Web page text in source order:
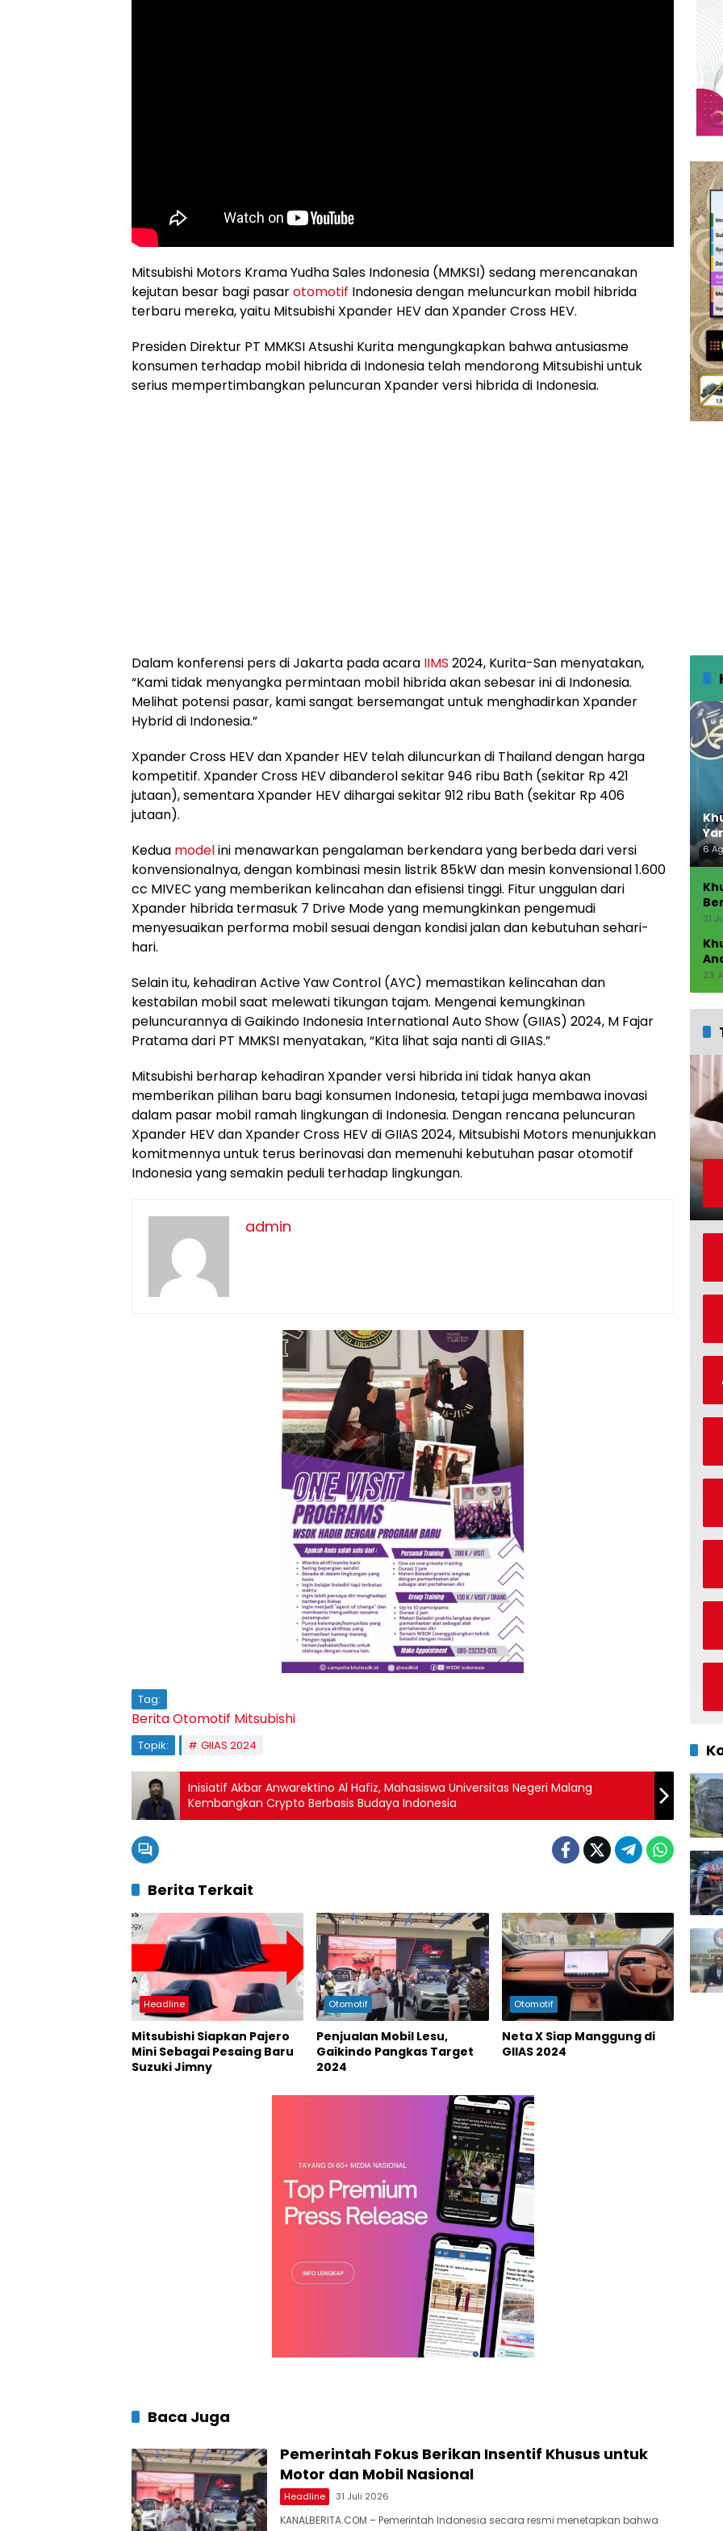
Mitsubishi Motors Krama Yudha Sales Indonesia (MMKSI) sedang merencanakan
kejutan besar bagi pasarotomotif Indonesia dengan meluncurkan mobil hibrida
terbaru mereka, yaitu Mitsubishi Xpander HEV dan Xpander Cross HEV.
Presiden Direktur PT MMKSI Atsushi Kurita mengungkapkan bahwa antusiasme
konsumen terhadap mobil hibrida di Indonesia telah mendorong Mitsubishi untuk
serius mempertimbangkan peluncuran Xpander versi hibrida di Indonesia.
Dalam konferensi pers di Jakarta pada acara IIMS 2024, Kurita-San menyatakan,
“Kami tidak menyangka permintaan mobil hibrida akan sebesar ini di Indonesia.
Melihat potensi pasar, kami sangat bersemangat untuk menghadirkan Xpander
Hybrid di Indonesia.”
Xpander Cross HEV dan Xpander HEV telah diluncurkan di Thailand dengan harga
kompetitif. Xpander Cross HEV dibanderol sekitar 946 ribu Bath (sekitar Rp 421
jutaan), sementara Xpander HEV dihargai sekitar 912 ribu Bath (sekitar Rp 406
jutaan).
Kedua modelini menawarkan pengalaman berkendara yang berbeda dari versi
konvensionalnya, dengan kombinasi mesin listrik 85kW dan mesin konvensional 1.600
cc MIVEC yang memberikan kelincahan dan efisiensi tinggi. Fitur unggulan dari
Xpander hibrida termasuk 7 Drive Mode yang memungkinkan pengemudi
menyesuaikan performa mobil sesuai dengan kondisi jalan dan kebutuhan sehari-
hari.
Selain itu, kehadiran Active Yaw Control (AYC) memastikan kelincahan dan
kestabilan mobil saat melewati tikungan tajam. Mengenai kemungkinan
peluncurannya di Gaikindo Indonesia International Auto Show (GIIAS) 2024, M Fajar
Pratama dari PT MMKSI menyatakan, “Kita lihat saja nanti di GIIAS.”
Mitsubishi berharap kehadiran Xpander versi hibrida ini tidak hanya akan
memberikan pilihan baru bagi konsumen Indonesia, tetapi juga membawa inovasi
dalam pasar mobil ramah lingkungan di Indonesia. Dengan rencana peluncuran
Xpander HEV dan Xpander Cross HEV di GIIAS 2024, Mitsubishi Motors menunjukkan
komitmennya untuk terus berinovasi dan memenuhi kebutuhan pasar otomotif
Indonesia yang semakin peduli terhadap lingkungan.
admin
Tag:
Berita Otomotif Mitsubishi
Topik: GIIAS 2024
Inisiatif Akbar Anwarektino Al Hafiz, Mahasiswa Universitas Negeri Malang
Kembangkan Crypto Berbasis Budaya Indonesia
Berita Terkait
Headline
Mitsubishi Siapkan Pajero
Mini Sebagai Pesaing Baru
Suzuki Jimny
Otomotif
Penjualan Mobil Lesu,
Gaikindo Pangkas Target
2024
Otomotif
Neta X Siap Manggung di
GIIAS 2024
Baca Juga
Pemerintah Fokus Berikan Insentif Khusus untuk
Motor dan Mobil Nasional
Headline 31 Juli 2026
KANALBERITA.COM – Pemerintah Indonesia secara resmi menetapkan bahwa
6
31
23